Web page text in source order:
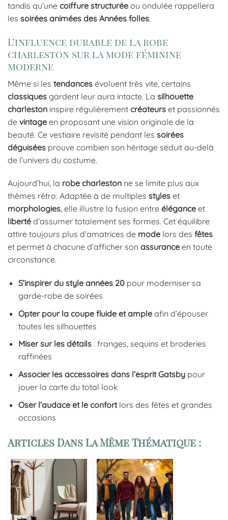
tandis qu’une coiffure structurée ou ondulée rappellera
les soirées animées des Années folles.
L’influence durable de la robe
charleston sur la mode féminine
moderne
Même si les tendances évoluent très vite, certains
classiques gardent leur aura intacte. La silhouette
charleston inspire régulièrement créateurs et passionnés
de vintage en proposant une vision originale de la
beauté. Ce vestiaire revisité pendant les soirées
déguisées prouve combien son héritage séduit au-delà
de l’univers du costume.
Aujourd’hui, la robe charleston ne se limite plus aux
thèmes rétro. Adaptée à de multiples styles et
morphologies, elle illustre la fusion entre élégance et
liberté d’assumer totalement ses formes. Cet équilibre
attire toujours plus d’amatrices de mode lors des fêtes
et permet à chacune d’afficher son assurance en toute
circonstance.
S’inspirer du style années 20pour moderniser sa
garde-robe de soirées
Opter pour la coupe fluide et ampleafin d’épouser
toutes les silhouettes
Miser sur les détails: franges, sequins et broderies
raffinées
Associer les accessoires dans l’esprit Gatsbypour
jouer la carte du total look
Oser l’audace et le confortlors des fêtes et grandes
occasions
Articles Dans La Même Thématique :